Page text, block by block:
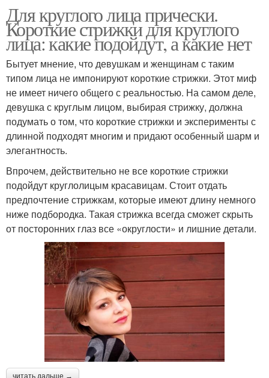
Для круглого лица прически.
Короткие стрижки для круглого
лица: какие подойдут, а какие нет
Бытует мнение, что девушкам и женщинам с таким
типом лица не импонируют короткие стрижки. Этот миф
не имеет ничего общего с реальностью. На самом деле,
девушка с круглым лицом, выбирая стрижку, должна
подумать о том, что короткие стрижки и эксперименты с
длинной подходят многим и придают особенный шарм и
элегантность.
Впрочем, действительно не все короткие стрижки
подойдут круглолицым красавицам. Стоит отдать
предпочтение стрижкам, которые имеют длину немного
ниже подбородка. Такая стрижка всегда сможет скрыть
от посторонних глаз все «округлости» и лишние детали.